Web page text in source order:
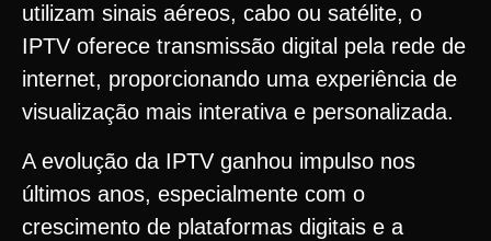
utilizam sinais aéreos, cabo ou satélite, o
IPTV oferece transmissão digital pela rede de
internet, proporcionando uma experiência de
visualização mais interativa e personalizada.
A evolução da IPTV ganhou impulso nos
últimos anos, especialmente com o
crescimento de plataformas digitais e a